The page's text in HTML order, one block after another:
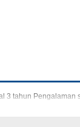
3 tahun Pengalaman